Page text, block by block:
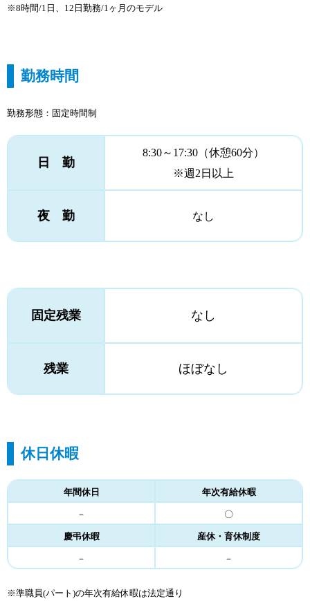
※8時間/1日、12日勤務/1ヶ月のモデル
勤務時間
勤務形態：固定時間制
日 勤
8:30～17:30（休憩60分）
※週2日以上
夜 勤 なし
固定残業 なし
残業 ほぼなし
休日休暇
年間休日 年次有給休暇
－ 〇
慶弔休暇 産休・育休制度
－ －
※準職員(パート)の年次有給休暇は法定通り